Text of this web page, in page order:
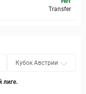
Transfer
Кубок Австрии
лиге.